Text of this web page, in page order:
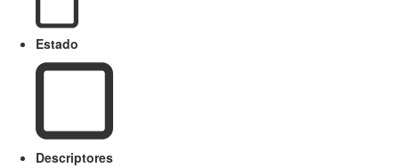
Estado
Descriptores